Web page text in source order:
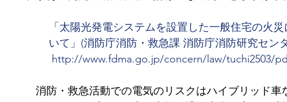
「太陽光発電システムを設置した一般住宅の火
いて」(消防庁消防・救急課 消防庁消防研究セン
http://www.fdma.go.jp/concern/law/tuchi2503/
消防・救急活動での電気のリスクはハイブリッド車